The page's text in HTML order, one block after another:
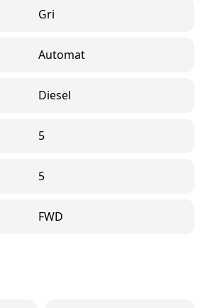
Gri
Automat
Diesel
5
5
FWD